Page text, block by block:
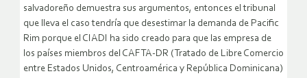
salvadoreño demuestra sus argumentos, entonces el tribunal
que lleva el caso tendría que desestimar la demanda de Pacific
Rim porque el CIADI ha sido creado para que las empresa de
los países miembros del CAFTA-DR (Tratado de Libre Comercio
entre Estados Unidos, Centroamérica y República Dominicana)